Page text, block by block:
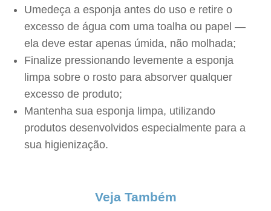
Umedeça a esponja antes do uso e retire o
excesso de água com uma toalha ou papel —
ela deve estar apenas úmida, não molhada;
Finalize pressionando levemente a esponja
limpa sobre o rosto para absorver qualquer
excesso de produto;
Mantenha sua esponja limpa, utilizando
produtos desenvolvidos especialmente para a
sua higienização.
Veja Também